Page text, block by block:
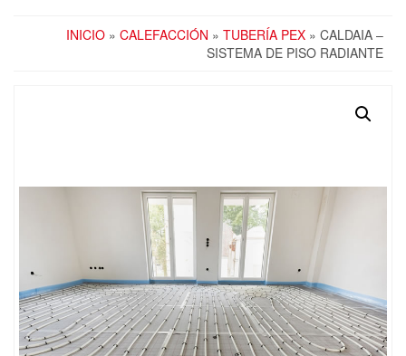
INICIO » CALEFACCIÓN » TUBERÍA PEX » CALDAIA –
SISTEMA DE PISO RADIANTE